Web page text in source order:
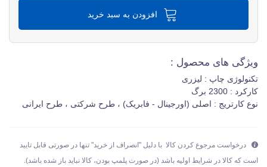
افزودن به سبد خرید
ویژگی های محصول :
تکنولوژی چاپ : لیزری
کارکرد : 2300 برگ
نوع کارتریج : اصلی (اورجینال - فابریک) ، طرح شرکتی ، طرح ایرانی
درخواست مرجوع کردن کالا با دلیل "انصراف از خرید" تنها در صورتی قابل تایید
است که کالا در شرایط اولیه باشد (در صورت پلمپ بودن، کالا نباید باز شده باشد).